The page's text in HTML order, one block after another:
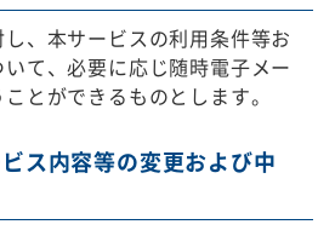
、本サービスの利用条件等お
て、必要に応じ随時電子メー
とができるものとします。
ス内容等の変更および中